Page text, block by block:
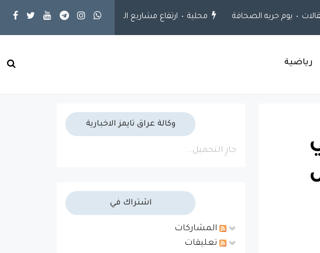
يوم حريه الصحافة محلية ارتفاع مشاريع الجهد الخدمي إلى 925 مشروعاً.. وإنجاز 651 مشروعاً في بغداد والمحافظات
رياضية
وكالة عراق تايمز الاخبارية
جارٍ التحميل...
اشتراك في
المشاركات
تعليقات